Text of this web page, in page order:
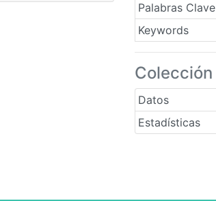
Palabras Clave
Keywords
Colección
Datos
Estadísticas